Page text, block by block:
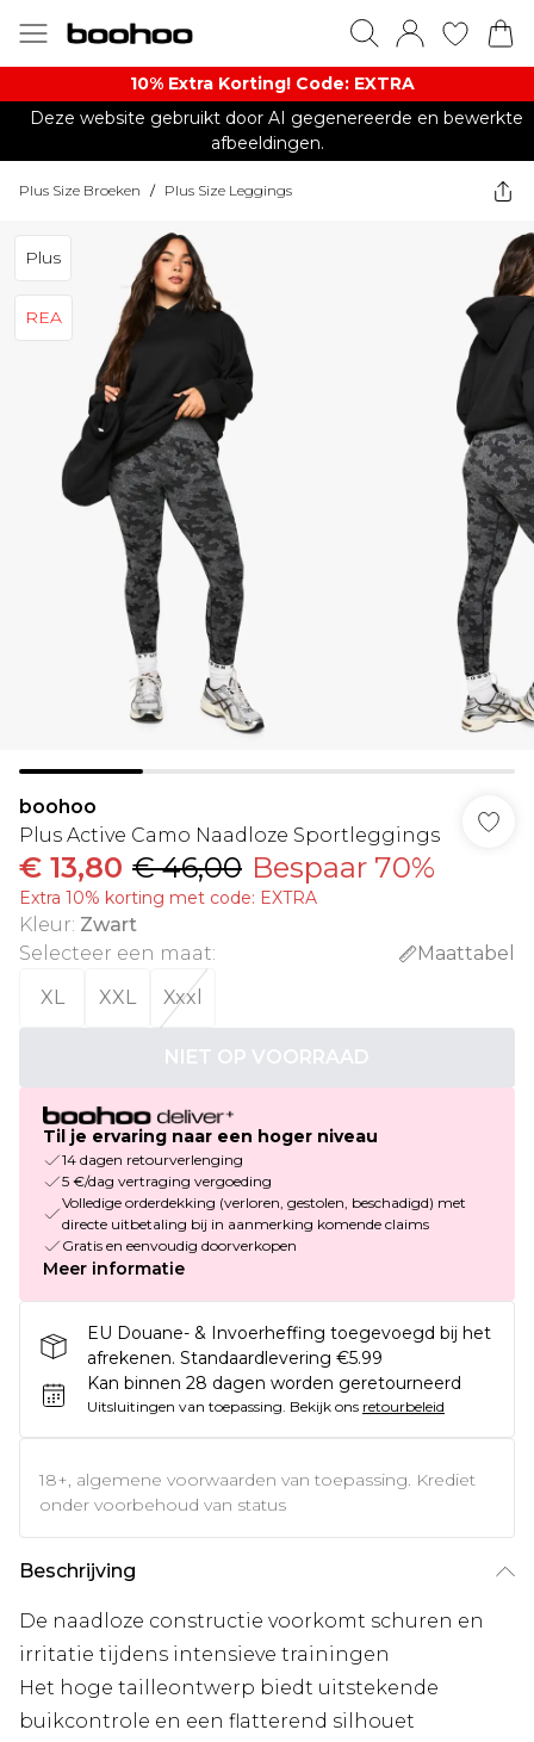
10% Extra Korting! Code: EXTRA​
Deze website gebruikt door AI gegenereerde en bewerkte
afbeeldingen.
Plus Size Broeken / Plus Size Leggings
Plus
REA
boohoo
Plus Active Camo Naadloze Sportleggings
€ 13,80 € 46,00 Bespaar 70%
Extra 10% korting met code: EXTRA
Kleur: Zwart
Selecteer een maat:
Maattabel
XL
XXL Xxxl
NIET OP VOORRAAD
Til je ervaring naar een hoger niveau
14 dagen retourverlenging
5 €/dag vertraging vergoeding
Volledige orderdekking (verloren, gestolen, beschadigd) met
directe uitbetaling bij in aanmerking komende claims
Gratis en eenvoudig doorverkopen
Meer informatie
EU Douane- & Invoerheffing toegevoegd bij het
afrekenen. Standaardlevering €5.99
Kan binnen 28 dagen worden geretourneerd
Uitsluitingen van toepassing. Bekijk ons retourbeleid
18+, algemene voorwaarden van toepassing. Krediet
onder voorbehoud van status
Beschrijving
De naadloze constructie voorkomt schuren en
irritatie tijdens intensieve trainingen
Het hoge tailleontwerp biedt uitstekende
buikcontrole en een flatterend silhouet